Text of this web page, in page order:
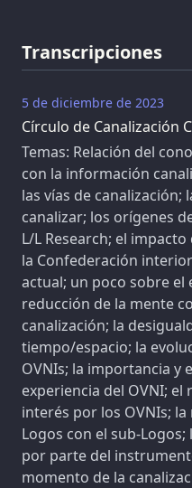
Transcripciones
5 de diciembre de 2023
Círculo de Canalización
Temas: Relación del
con la información
las vías de canalización;
canalizar; los orígenes
L/L Research; el
la Confederación
actual; un poco sobre el
reducción de la mente
canalización; la
tiempo/espacio; la
OVNIs; la importancia y
experiencia del OVNI;
interés por los OVNIs;
Logos con el sub-
por parte del
momento de la